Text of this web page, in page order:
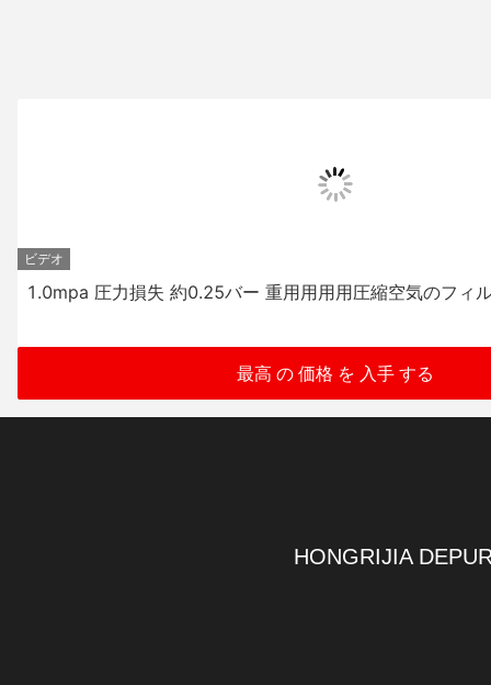
ビデオ
1.0mpa 圧力損失 約0.25バー 重用用用用圧縮空気のフィ
最高 の 価格 を 入手 する
HONGRIJIA